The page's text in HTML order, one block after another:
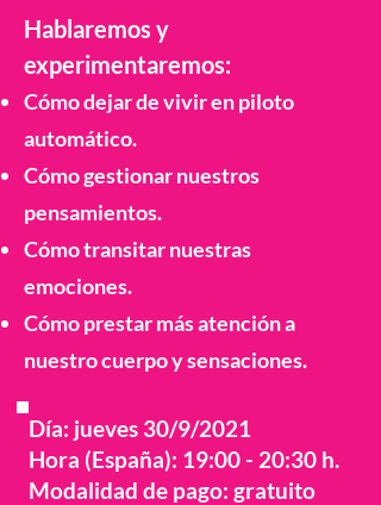
Hablaremos y
experimentaremos:
Cómo dejar de vivir en piloto
automático.
Cómo gestionar nuestros
pensamientos.
Cómo transitar nuestras
emociones.
Cómo prestar más atención a
nuestro cuerpo y sensaciones.
Día: jueves 30/9/2021
Hora (España): 19:00 - 20:30 h.
Modalidad de pago: gratuito